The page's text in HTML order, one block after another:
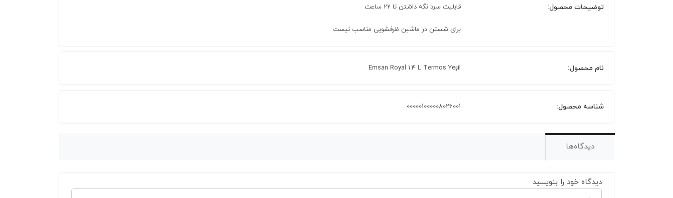
توضیحات محصول: قابلیت سرد نگه داشتن تا 22 ساعت
برای شستن در ماشین ظرفشویی مناسب نیست
نام محصول: Emsan Royal 1.4 L Termos Yeşil
شناسه محصول: 000001000008026001
دیدگاه‌ها
دیدگاه خود را بنویسید